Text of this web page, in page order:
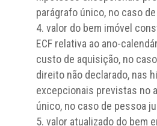
parágrafo único, no caso
valor do bem imóvel
ECF relativa ao ano-
custo de aquisição, no
direito não declarado, nas
excepcionais previstas no
único, no caso de pessoa
valor atualizado do bem